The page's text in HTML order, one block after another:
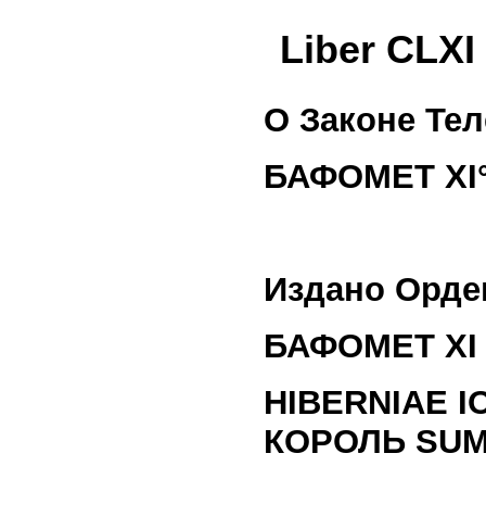
Liber
О Законе
БАФОМЕТ
Издано
БАФОМЕТ XI
HIBERNIAE
КОРОЛЬ